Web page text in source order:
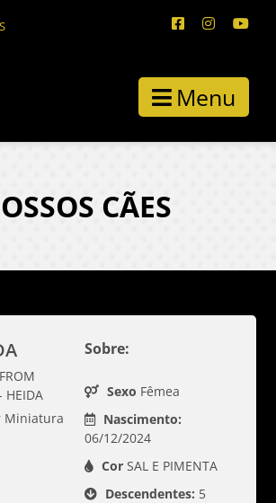
Menu
CÃES
HEIDA
Miniatura
Sobre:
Sexo Fêmea
Nascimento:
06/12/2024
CorSAL E PIMENTA
Descendentes: 5